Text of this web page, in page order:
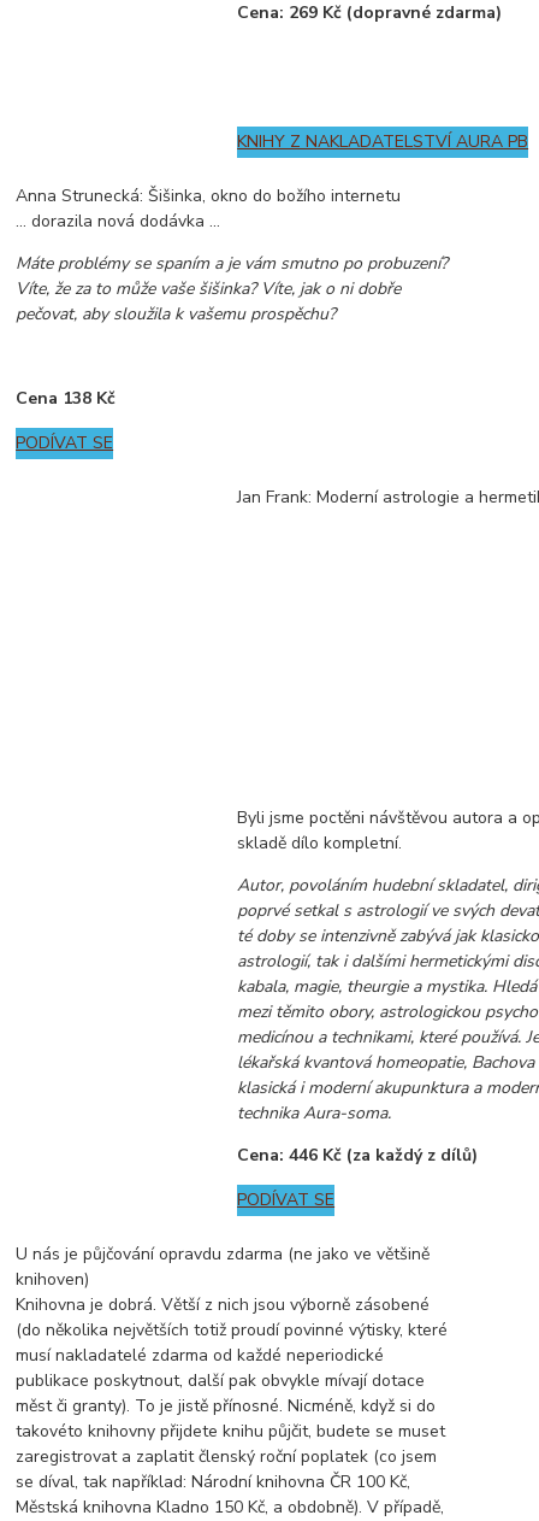
Cena: 269 Kč (dopravné zdarma)
KNIHY Z NAKLADATELSTVÍ AURA PB
Anna Strunecká: Šišinka, okno do božího internetu
... dorazila nová dodávka ...
Máte problémy se spaním a je vám smutno po probuzení?
Víte, že za to může vaše šišinka? Víte, jak o ni dobře
pečovat, aby sloužila k vašemu prospěchu?
Cena 138 Kč
PODÍVAT SE
Jan Frank: Moderní astrologie a
Byli jsme poctěni návštěvou autora a
skladě dílo kompletní.
Autor, povoláním hudební skladatel,
poprvé setkal s astrologií ve svých
té doby se intenzivně zabývá jak
astrologií, tak i dalšími hermetickými
kabala, magie, theurgie a mystika.
mezi těmito obory, astrologickou
medicínou a technikami, které používá.
lékařská kvantová homeopatie,
klasická i moderní akupunktura a
technika Aura-soma.
Cena: 446 Kč (za každý z dílů)
PODÍVAT SE
U nás je půjčování opravdu zdarma (ne jako ve většině
knihoven)
Knihovna je dobrá. Větší z nich jsou výborně zásobené
(do několika největších totiž proudí povinné výtisky, které
musí nakladatelé zdarma od každé neperiodické
publikace poskytnout, další pak obvykle mívají dotace
měst či granty). To je jistě přínosné. Nicméně, když si do
takovéto knihovny přijdete knihu půjčit, budete se muset
zaregistrovat a zaplatit členský roční poplatek (co jsem
se díval, tak například: Národní knihovna ČR 100 Kč,
Městská knihovna Kladno 150 Kč, a obdobně). V případě,